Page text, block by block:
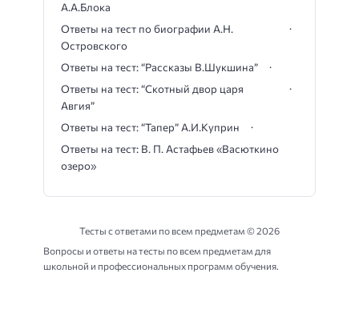
А.А.Блока
Ответы на тест по биографии А.Н.
Островского
Ответы на тест: “Рассказы В.Шукшина”
Ответы на тест: “Скотный двор царя
Авгия”
Ответы на тест: “Тапер” А.И.Куприн
Ответы на тест: В. П. Астафьев «Васюткино
озеро»
Тесты с ответами по всем предметам ©2026
Вопросы и ответы на тесты по всем предметам для
школьной и профессиональных программ обучения.